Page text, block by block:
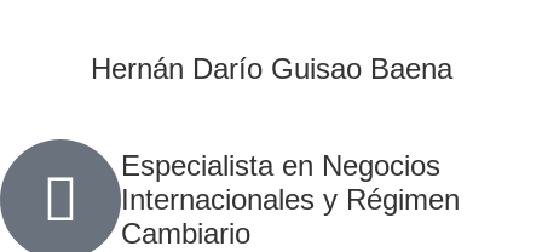
Hernán Darío Guisao Baena
Especialista en Negocios
Internacionales y Régimen
Cambiario